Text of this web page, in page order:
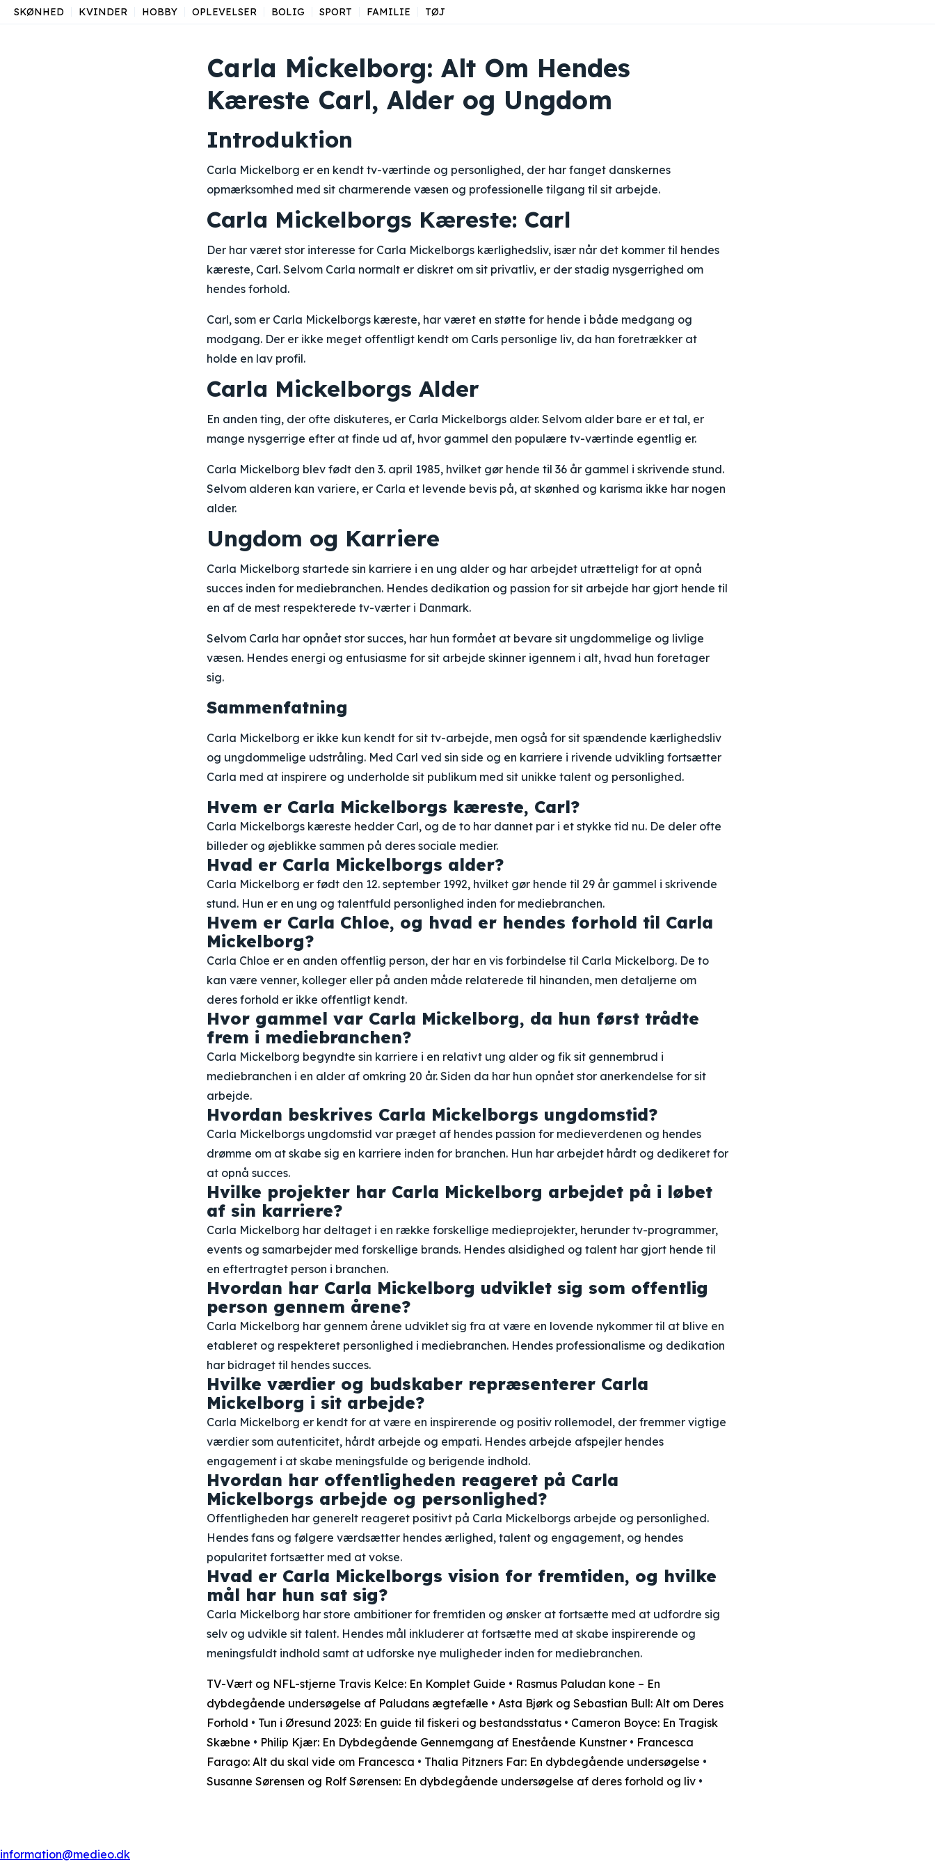
SKØNHED KVINDER HOBBY OPLEVELSER BOLIG SPORT FAMILIE TØJ
Carla Mickelborg: Alt Om Hendes
Kæreste Carl, Alder og Ungdom
Introduktion
Carla Mickelborg er en kendt tv-værtinde og personlighed, der har fanget danskernes
opmærksomhed med sit charmerende væsen og professionelle tilgang til sit arbejde.
Carla Mickelborgs Kæreste: Carl
Der har været stor interesse for Carla Mickelborgs kærlighedsliv, især når det kommer til hendes
kæreste, Carl. Selvom Carla normalt er diskret om sit privatliv, er der stadig nysgerrighed om
hendes forhold.
Carl, som er Carla Mickelborgs kæreste, har været en støtte for hende i både medgang og
modgang. Der er ikke meget offentligt kendt om Carls personlige liv, da han foretrækker at
holde en lav profil.
Carla Mickelborgs Alder
En anden ting, der ofte diskuteres, er Carla Mickelborgs alder. Selvom alder bare er et tal, er
mange nysgerrige efter at finde ud af, hvor gammel den populære tv-værtinde egentlig er.
Carla Mickelborg blev født den 3. april 1985, hvilket gør hende til 36 år gammel i skrivende stund.
Selvom alderen kan variere, er Carla et levende bevis på, at skønhed og karisma ikke har nogen
alder.
Ungdom og Karriere
Carla Mickelborg startede sin karriere i en ung alder og har arbejdet utrætteligt for at opnå
succes inden for mediebranchen. Hendes dedikation og passion for sit arbejde har gjort hende til
en af de mest respekterede tv-værter i Danmark.
Selvom Carla har opnået stor succes, har hun formået at bevare sit ungdommelige og livlige
væsen. Hendes energi og entusiasme for sit arbejde skinner igennem i alt, hvad hun foretager
sig.
Sammenfatning
Carla Mickelborg er ikke kun kendt for sit tv-arbejde, men også for sit spændende kærlighedsliv
og ungdommelige udstråling. Med Carl ved sin side og en karriere i rivende udvikling fortsætter
Carla med at inspirere og underholde sit publikum med sit unikke talent og personlighed.
Hvem er Carla Mickelborgs kæreste, Carl?
Carla Mickelborgs kæreste hedder Carl, og de to har dannet par i et stykke tid nu. De deler ofte
billeder og øjeblikke sammen på deres sociale medier.
Hvad er Carla Mickelborgs alder?
Carla Mickelborg er født den 12. september 1992, hvilket gør hende til 29 år gammel i skrivende
stund. Hun er en ung og talentfuld personlighed inden for mediebranchen.
Hvem er Carla Chloe, og hvad er hendes forhold til Carla
Mickelborg?
Carla Chloe er en anden offentlig person, der har en vis forbindelse til Carla Mickelborg. De to
kan være venner, kolleger eller på anden måde relaterede til hinanden, men detaljerne om
deres forhold er ikke offentligt kendt.
Hvor gammel var Carla Mickelborg, da hun først trådte
frem i mediebranchen?
Carla Mickelborg begyndte sin karriere i en relativt ung alder og fik sit gennembrud i
mediebranchen i en alder af omkring 20 år. Siden da har hun opnået stor anerkendelse for sit
arbejde.
Hvordan beskrives Carla Mickelborgs ungdomstid?
Carla Mickelborgs ungdomstid var præget af hendes passion for medieverdenen og hendes
drømme om at skabe sig en karriere inden for branchen. Hun har arbejdet hårdt og dedikeret for
at opnå succes.
Hvilke projekter har Carla Mickelborg arbejdet på i løbet
af sin karriere?
Carla Mickelborg har deltaget i en række forskellige medieprojekter, herunder tv-programmer,
events og samarbejder med forskellige brands. Hendes alsidighed og talent har gjort hende til
en eftertragtet person i branchen.
Hvordan har Carla Mickelborg udviklet sig som offentlig
person gennem årene?
Carla Mickelborg har gennem årene udviklet sig fra at være en lovende nykommer til at blive en
etableret og respekteret personlighed i mediebranchen. Hendes professionalisme og dedikation
har bidraget til hendes succes.
Hvilke værdier og budskaber repræsenterer Carla
Mickelborg i sit arbejde?
Carla Mickelborg er kendt for at være en inspirerende og positiv rollemodel, der fremmer vigtige
værdier som autenticitet, hårdt arbejde og empati. Hendes arbejde afspejler hendes
engagement i at skabe meningsfulde og berigende indhold.
Hvordan har offentligheden reageret på Carla
Mickelborgs arbejde og personlighed?
Offentligheden har generelt reageret positivt på Carla Mickelborgs arbejde og personlighed.
Hendes fans og følgere værdsætter hendes ærlighed, talent og engagement, og hendes
popularitet fortsætter med at vokse.
Hvad er Carla Mickelborgs vision for fremtiden, og hvilke
mål har hun sat sig?
Carla Mickelborg har store ambitioner for fremtiden og ønsker at fortsætte med at udfordre sig
selv og udvikle sit talent. Hendes mål inkluderer at fortsætte med at skabe inspirerende og
meningsfuldt indhold samt at udforske nye muligheder inden for mediebranchen.
TV-Vært og NFL-stjerne Travis Kelce: En Komplet Guide • Rasmus Paludan kone – En
dybdegående undersøgelse af Paludans ægtefælle • Asta Bjørk og Sebastian Bull: Alt om Deres
Forhold • Tun i Øresund 2023: En guide til fiskeri og bestandsstatus • Cameron Boyce: En Tragisk
Skæbne • Philip Kjær: En Dybdegående Gennemgang af Enestående Kunstner • Francesca
Farago: Alt du skal vide om Francesca • Thalia Pitzners Far: En dybdegående undersøgelse •
Susanne Sørensen og Rolf Sørensen: En dybdegående undersøgelse af deres forhold og liv •
information@medieo.dk